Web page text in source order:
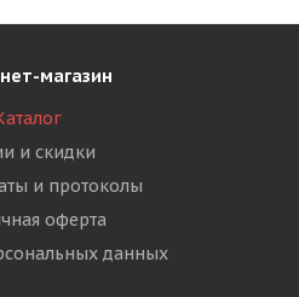
магазин
и скидки
и протоколы
оферта
данных